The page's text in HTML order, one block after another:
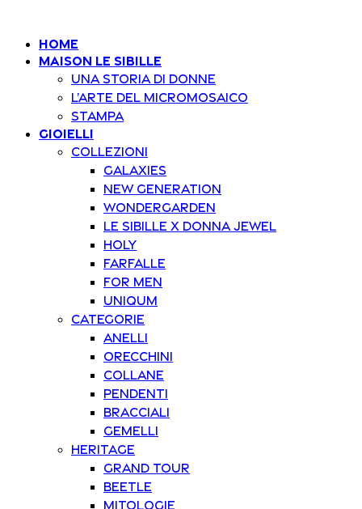
Home
Maison Le Sibille
Una storia di donne
L’arte del Micromosaico
Stampa
Gioielli
Collezioni
Galaxies
New Generation
Wondergarden
Le Sibille x Donna Jewel
Holy
Farfalle
For Men
Uniqum
Categorie
Anelli
Orecchini
Collane
Pendenti
Bracciali
Gemelli
Heritage
Grand Tour
Beetle
Mitologie